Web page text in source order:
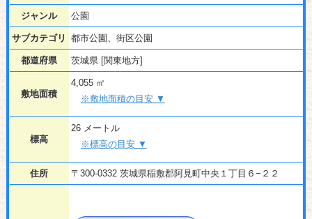
ジャンル 公園
サブカテゴリ 都市公園、街区公園
都道府県 茨城県 [関東地方]
敷地面積
4,055 ㎡
※敷地面積の目安 ▼
標高
26 メートル
※標高の目安 ▼
住所 〒300-0332 茨城県稲敷郡阿見町中央１丁目６−２２